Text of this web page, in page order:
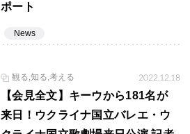
ポート
News
観る,知る,考える 2022.12.18
【会見全文】キーウから181名が
来日！ウクライナ国立バレエ・ウ